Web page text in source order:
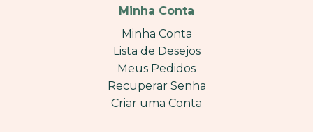
Minha Conta
Minha Conta
Lista de Desejos
Meus Pedidos
Recuperar Senha
Criar uma Conta